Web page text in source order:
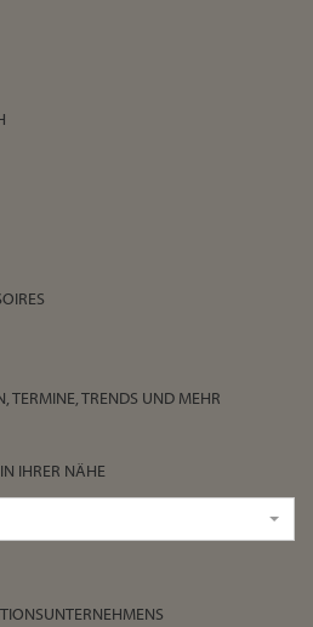
TERMINE, TRENDS UND MEHR
IHRER NÄHE